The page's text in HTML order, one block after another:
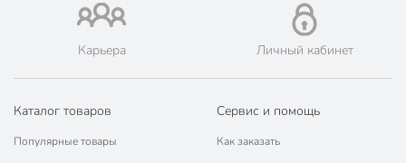
Карьера Личный кабинет
Каталог товаров
Популярные товары
Сервис и помощь
Как заказать